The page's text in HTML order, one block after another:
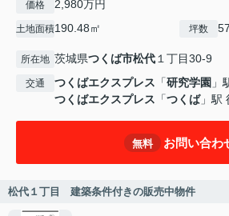
価格 2,980万円
土地面積190.48㎡ 坪数
所在地 茨城県つくば市松代１丁目30-9
交通 つくばエクスプレス 「研究学園 」
つくばエクスプレス 「つくば」駅
無料 お問い合わ
松代１丁目 建築条件付きの販売中物件